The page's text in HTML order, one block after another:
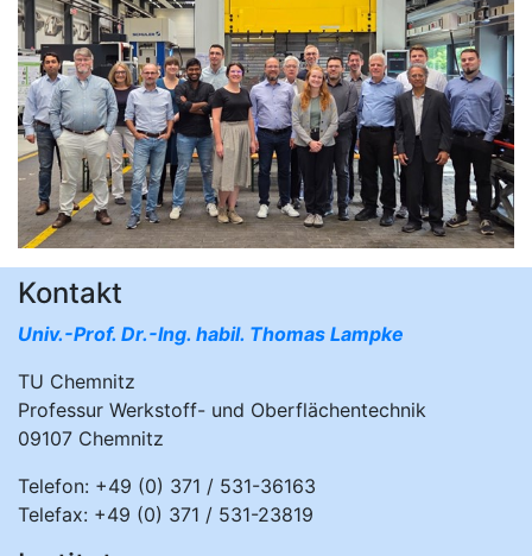
Kontakt
Univ.-Prof. Dr.-Ing. habil. Thomas Lampke
TU Chemnitz
Professur Werkstoff- und Oberflächentechnik
09107 Chemnitz
Telefon: +49 (0) 371 / 531-36163
Telefax: +49 (0) 371 / 531-23819